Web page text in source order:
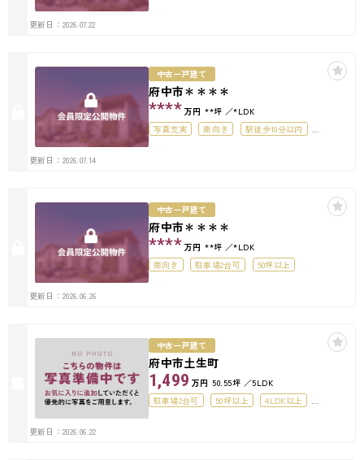
更新日：2026.07.22
中古一戸建て
府中市＊＊＊＊
**** 万円 **坪
*LDK
写真充実
南向き
駅徒歩10分以内
更新日：2026.07.14
中古一戸建て
府中市＊＊＊＊
**** 万円 **坪
*LDK
南向き
駐車場2台可 50坪以上
更新日：2026.06.26
中古一戸建て
府中市土生町
1,499 万円 50.55坪
5LDK
駐車場2台可
50坪以上
4LDK以上
更新日：2026.06.22